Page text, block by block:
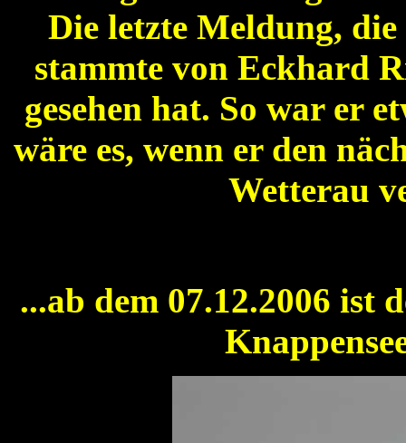
Die letzte Meldung,
stammte von Eckhard
gesehen hat. So war er
wäre es, wenn er den
Wetterau
...ab dem 07.12.2006 ist